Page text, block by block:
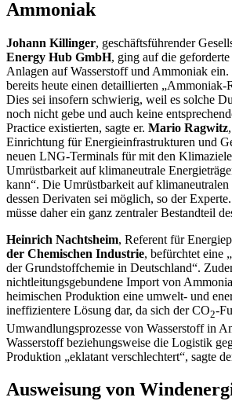
Ammoniak
Johann Killinger, geschäftsführender
Energy Hub GmbH, ging auf die
Anlagen auf Wasserstoff und Ammoniak ein.
bereits heute einen detaillierten „Ammoniak-
Dies sei insofern schwierig, weil es solche
noch nicht gebe und auch keine
Practice existierten, sagte er. Mario Ragwitz
Einrichtung für Energieinfrastrukturen und
neuen LNG-Terminals für mit den
Umrüstbarkeit auf klimaneutrale
kann“. Die Umrüstbarkeit auf klimaneutralen
dessen Derivaten sei möglich, so der
müsse daher ein ganz zentraler Bestandteil
Heinrich Nachtsheim, Referent für
der Chemischen Industrie, befürchtet eine
der Grundstoffchemie in Deutschland“.
nichtleitungsgebundene Import von
heimischen Produktion eine umwelt- und
ineffizientere Lösung dar, da sich der CO2-
Umwandlungsprozesse von Wasserstoff in
Wasserstoff beziehungsweise die Logistik
Produktion „eklatant verschlechtert“, sagte
Ausweisung von